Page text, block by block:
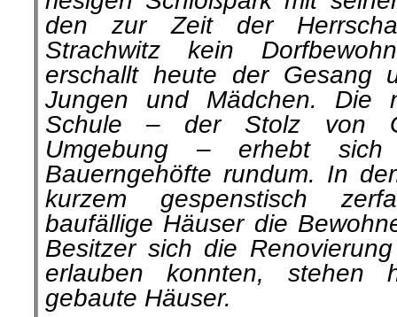
den zur Zeit der
Strachwitz kein
erschallt heute der Gesang
Jungen und Mädchen. Die
Schule – der Stolz von
Umgebung – erhebt
Bauerngehöfte rundum. In
kurzem gespenstisch
baufällige Häuser die
Besitzer sich die
erlauben konnten, stehen
gebaute Häuser.